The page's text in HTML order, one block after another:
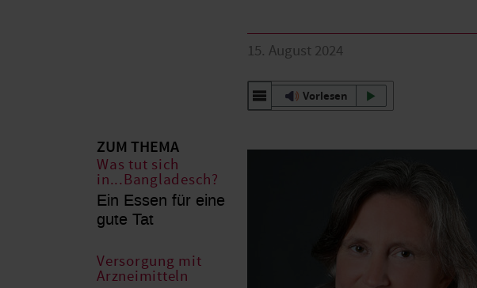
ZUM THEMA
Was tut sich
in...Bangladesch?
Ein Essen für eine
gute Tat
Versorgung mit
Arzneimitteln
15. August 2024
Vorlesen